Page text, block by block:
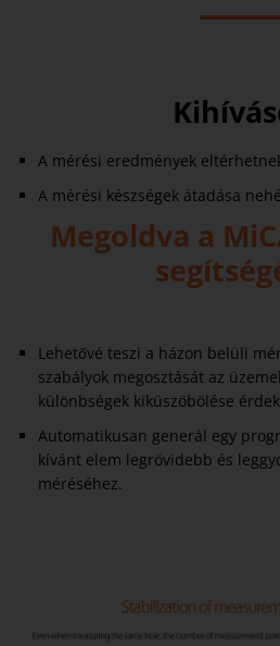
A mérési eredmények
A mérési készségek átadása
Megoldva a
Lehetővé teszi a házon belüli
szabályok megosztását az
különbségek kiküszöbölése
Automatikusan generál egy
kívánt elem legrövidebb és
méréséhez.